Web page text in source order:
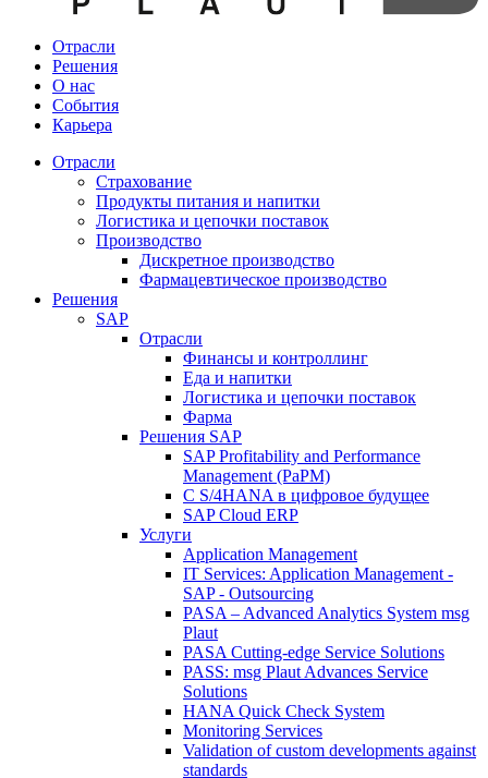
Отрасли
Решения
О нас
События
Карьера
Отрасли
Страхование
Продукты питания и напитки
Логистика и цепочки поставок
Производство
Дискретное производство
Фармацевтическое производство
Решения
SAP
Отрасли
Финансы и контроллинг
Еда и напитки
Логистика и цепочки поставок
Фарма
Решения SAP
SAP Profitability and Performance
Management (PaPM)
С S/4HANA в цифровое будущее
SAP Cloud ERP
Услуги
Application Management
IT Services: Application Management -
SAP - Outsourcing
PASA – Advanced Analytics System msg
Plaut
PASA Cutting-edge Service Solutions
PASS: msg Plaut Advances Service
Solutions
HANA Quick Check System
Monitoring Services
Validation of custom developments against
standards